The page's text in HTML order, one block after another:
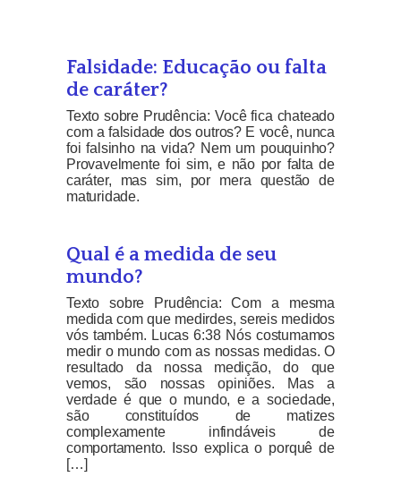
Falsidade: Educação ou falta
de caráter?
Texto sobre Prudência: Você fica chateado
com a falsidade dos outros? E você, nunca
foi falsinho na vida? Nem um pouquinho?
Provavelmente foi sim, e não por falta de
caráter, mas sim, por mera questão de
maturidade.
Qual é a medida de seu
mundo?
Texto sobre Prudência: Com a mesma
medida com que medirdes, sereis medidos
vós também. Lucas 6:38 Nós costumamos
medir o mundo com as nossas medidas. O
resultado da nossa medição, do que
vemos, são nossas opiniões. Mas a
verdade é que o mundo, e a sociedade,
são constituídos de matizes
complexamente infindáveis de
comportamento. Isso explica o porquê de
[…]